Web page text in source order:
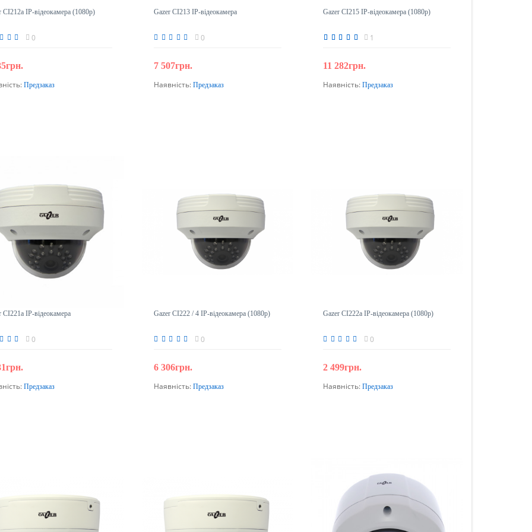
CI212a IP-відеокамера (1080p)
0
Передзамовлення
Предзаказ
Gazer CI213 IP-відеокамера
0
7 507грн.
Передзамовлення
Наявність: Предзаказ
Gazer CI215 IP-відеокамера (1080p)
1
11 282грн.
Передзамовлення
Наявність: Предзаказ
CI221a IP-відеокамера
0
Передзамовлення
Предзаказ
Gazer CI222 / 4 IP-відеокамера (1080p)
0
6 306грн.
Передзамовлення
Наявність: Предзаказ
Gazer CI222a IP-відеокамера (1080p)
0
2 499грн.
Передзамовлення
Наявність: Предзаказ